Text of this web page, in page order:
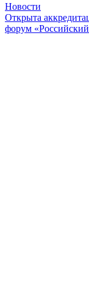
Новости
Открыта
форум